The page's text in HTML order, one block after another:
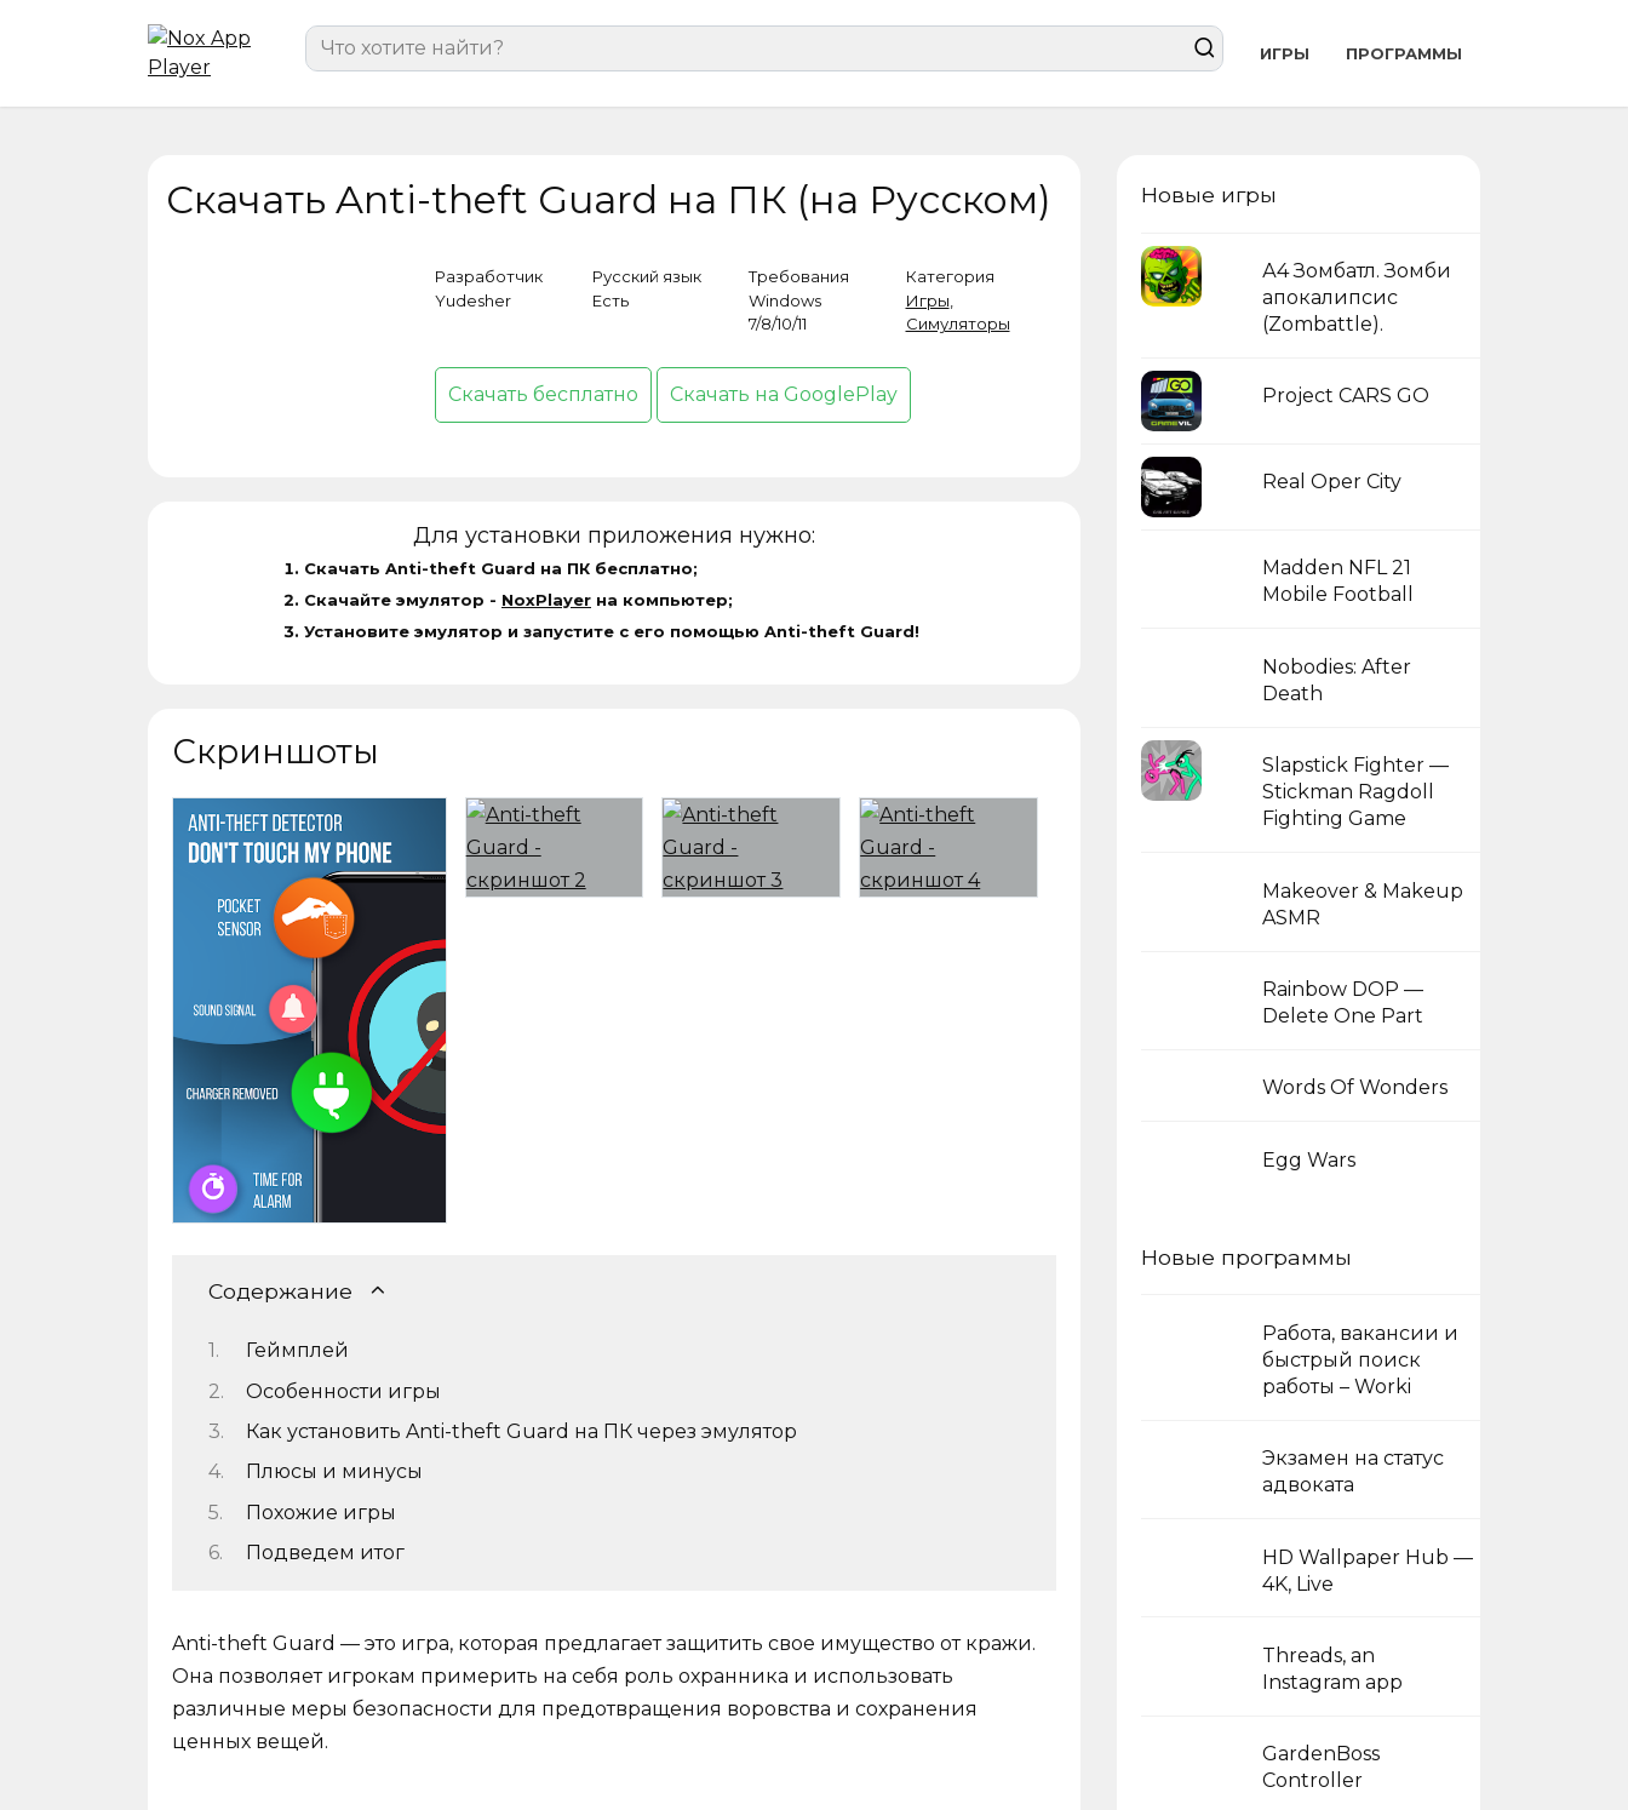
Search
for:
ИГРЫ ПРОГРАММЫ
Скачать Anti-theft Guard на ПК (на Русском)
Разработчик
Yudesher
Русский язык
Есть
Требования
Windows
7/8/10/11
Категория
Игры
Симуляторы
Скачать бесплатно Скачать на GooglePlay
Для установки приложения нужно:
Скачать Anti-theft Guard на ПК бесплатно;
Скачайте эмулятор - NoxPlayer на компьютер;
Установите эмулятор и запустите с его помощью Anti-theft Guard!
Скриншоты
Содержание
Геймплей
Особенности игры
Как установить Anti-theft Guard на ПК через эмулятор
Плюсы и минусы
Похожие игры
Подведем итог
Anti-theft Guard — это игра, которая предлагает защитить свое имущество от кражи.
Она позволяет игрокам примерить на себя роль охранника и использовать
различные меры безопасности для предотвращения воровства и сохранения
ценных вещей.
Новые игры
А4 Зомбатл. Зомби
апокалипсис
(Zombattle).
Project CARS GO
Real Oper City
Madden NFL 21
Mobile Football
Nobodies: After
Death
Slapstick Fighter —
Stickman Ragdoll
Fighting Game
Makeover & Makeup
ASMR
Rainbow DOP —
Delete One Part
Words Of Wonders
Egg Wars
Новые программы
Работа, вакансии и
быстрый поиск
работы – Worki
Экзамен на статус
адвоката
HD Wallpaper Hub —
4K, Live
Threads, an
Instagram app
GardenBoss
Controller